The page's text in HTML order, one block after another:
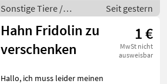
Sonstige Tiere /
Alpakas
Seit gestern
Hahn Fridolin zu
verschenken
1 €
MwSt nicht
ausweisbar
Hallo, ich muss leider meinen